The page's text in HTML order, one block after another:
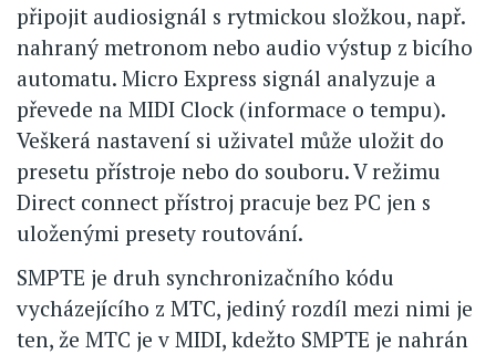
připojit audiosignál s rytmickou složkou, např.
nahraný metronom nebo audio výstup z bicího
automatu. Micro Express signál analyzuje a
převede na MIDI Clock (informace o tempu).
Veškerá nastavení si uživatel může uložit do
presetu přístroje nebo do souboru. V režimu
Direct connect přístroj pracuje bez PC jen s
uloženými presety routování.
SMPTE je druh synchronizačního kódu
vycházejícího z MTC, jediný rozdíl mezi nimi je
ten, že MTC je v MIDI, kdežto SMPTE je nahrán